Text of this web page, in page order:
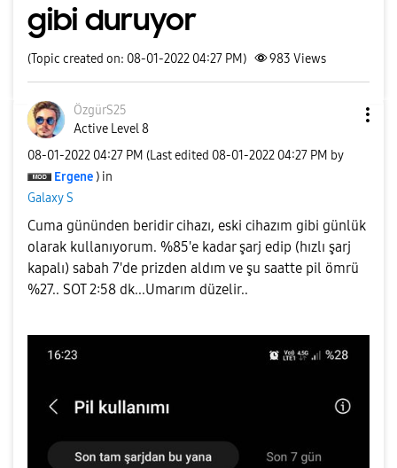
gibi duruyor
(Topic created on: 08-01-2022 04:27 PM) 983 Views
ÖzgürS25
Active Level 8
‎08-01-2022 04:27 PM (Last edited ‎08-01-2022 04:27 PM by
Ergene ) in
Galaxy S
Cuma gününden beridir cihazı, eski cihazım gibi günlük
olarak kullanıyorum. %85'e kadar şarj edip (hızlı şarj
kapalı) sabah 7'de prizden aldım ve şu saatte pil ömrü
%27.. SOT 2:58 dk...Umarım düzelir..